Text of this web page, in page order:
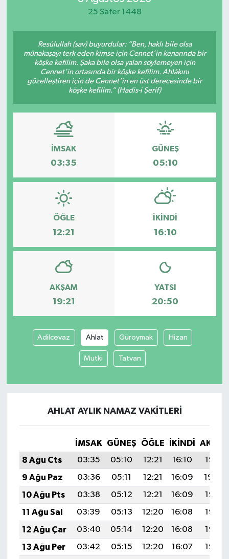
25 Safer 1448
Resûlullah (sav) buyurdular: “Ben, haklı bile olsa
münakaşayı terk eden kimse için Cennet’in kenarında bir
köşke kefilim. Şaka bile olsa yalan söylemeyen için
Cennet’in ortasında bir köşke kefilim. Ahlâkını
güzelleştiren için de Cennet’in en üst derecesinde bir
köşke kefilim.” (Hadis-i Şerif)
İMSAK
03:35
GÜNEŞ
05:10
ÖĞLE
12:21
İKINDI
16:10
AKŞAM
19:21
YATSI
20:50
Adilcevaz Ahlat Güroymak Hizan
Mutki Tatvan
AHLAT AYLIK NAMAZ VAKITLERI
İMSAK GÜNEŞ ÖĞLE İKINDI
8 Ağu Cts
03:35 05:10 12:21 16:10
19:21
9 Ağu Paz
03:36 05:11 12:21 16:09
19:20
10 Ağu Pts
03:38 05:12 12:21 16:09
19:19
11 Ağu Sal
03:39 05:13 12:20 16:08
19:18
12 Ağu Çar
03:40 05:14 12:20 16:08
19:17
13 Ağu Per
03:42 05:15 12:20 16:07
19:15